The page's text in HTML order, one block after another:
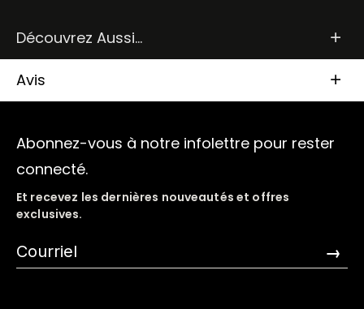
Découvrez Aussi...
Avis
Abonnez-vous à notre infolettre pour rester
connecté.
Et recevez les dernières nouveautés et offres
exclusives.
→